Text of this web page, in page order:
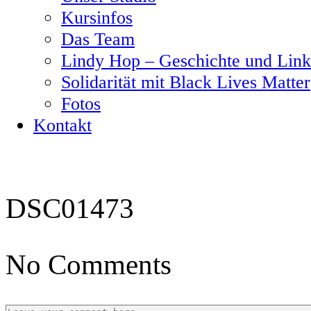
Kursinfos
Das Team
Lindy Hop – Geschichte und
Solidarität mit Black Lives Matter
Fotos
Kontakt
DSC01473
No Comments